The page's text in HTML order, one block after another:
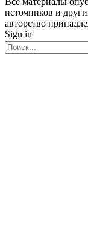
источников и
авторство
Sign in